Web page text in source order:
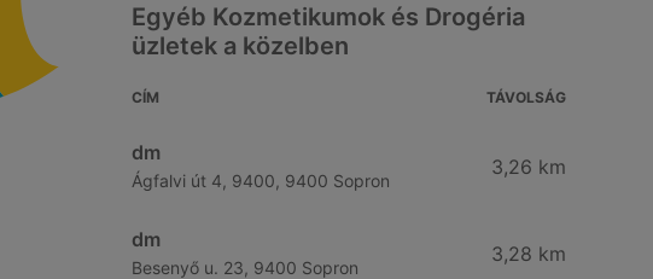
Egyéb Kozmetikumok és Drogéria
üzletek a közelben
CÍM TÁVOLSÁG
dm
Ágfalvi út 4, 9400, 9400 Sopron
3,26 km
dm
Besenyő u. 23, 9400 Sopron
3,28 km